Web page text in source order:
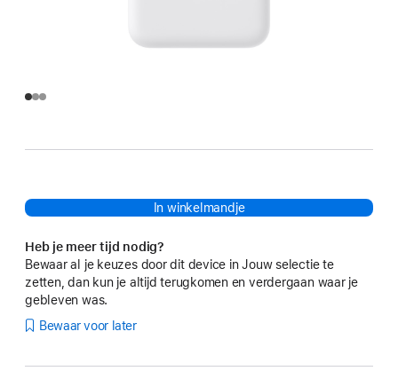
In winkelmandje
Heb je meer tijd nodig?
Bewaar al je keuzes door dit device in Jouw selectie te
zetten, dan kun je altijd terugkomen en verdergaan waar je
gebleven was.
Bewaar voor later